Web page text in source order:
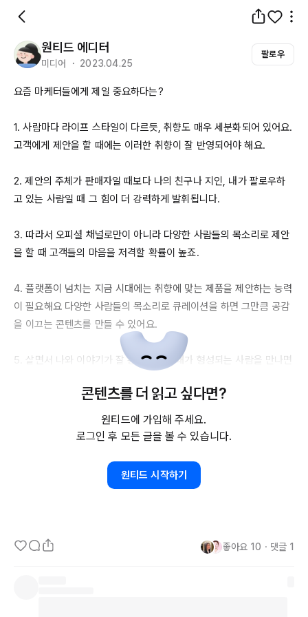
원티드 에디터
미디어 ・ 2023.04.25
팔로우
요즘 마케터들에게 제일 중요하다는?
1. 사람마다 라이프 스타일이 다르듯, 취향도 매우 세분화되어 있어요.
고객에게 제안을 할 때에는 이러한 취향이 잘 반영되어야 해요.
2. 제안의 주체가 판매자일 때보다 나의 친구나 지인, 내가 팔로우하
고 있는 사람일 때 그 힘이 더 강력하게 발휘됩니다.
3. 따라서 오피셜 채널로만이 아니라 다양한 사람들의 목소리로 제안
을 할 때 고객들의 마음을 저격할 확률이 높죠.
4. 플랫폼이 넘치는 지금 시대에는 취향에 맞는 제품을 제안하는 능력
이 필요해요 다양한 사람들의 목소리로 큐레이션을 하면 그만큼 공감
을 이끄는 콘텐츠를 만들 수 있어요.
5. 살면서 나와 이야기가 잘 통하고 공감대가 형성되는 사람을 만나면
가 될 수 있죠. 이런 선순환 구조가 생기면 마케팅의 최종 목표인 고객
들과 친구가 될 수 있어요.
는 것이 요즘 마케터의 역할이에요.
콘텐츠를 더 읽고 싶다면?
원티드에 가입해 주세요.
로그인 후 모든 글을 볼 수 있습니다.
원티드 시작하기
좋아요 10 ・ 댓글 1